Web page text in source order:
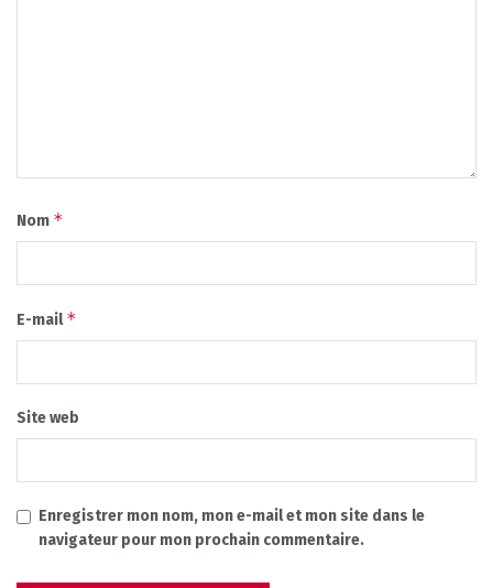
Nom *
E-mail*
Site web
Enregistrer mon nom, mon e-mail et mon site dans le
navigateur pour mon prochain commentaire.